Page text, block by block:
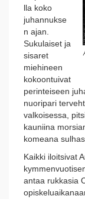
lla koko
juhannukse
n ajan.
Sukulaiset ja
sisaret
miehineen
kokoontuivat
perinteiseen
nuoripari
valkoisessa,
kauniina
komeana
Kaikki iloitsivat
antaa rukkasia